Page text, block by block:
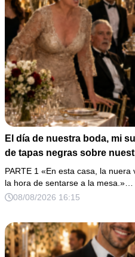
El día de nuestra boda, mi
de tapas negras sobre
marcharse, dijo: «En esta
una misma regla…».
PARTE 1 «En esta casa, la
la hora de sentarse a la mesa.»…
08/08/2026 16:15